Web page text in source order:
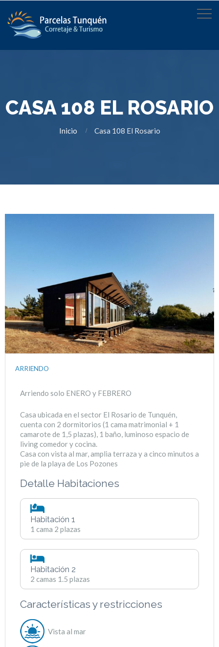
CASA 108 EL ROSARIO
Inicio Casa 108 El Rosario
ARRIENDO
Arriendo solo ENERO y FEBRERO
Casa ubicada en el sector El Rosario de Tunquén,
cuenta con 2 dormitorios (1 cama matrimonial + 1
camarote de 1,5 plazas), 1 baño, luminoso espacio de
living comedor y cocina.
Casa con vista al mar, amplia terraza y a cinco minutos a
pie de la playa de Los Pozones
Detalle Habitaciones
Habitación 1
1 cama 2 plazas
Habitación 2
2 camas 1.5 plazas
Características y restricciones​
Vista al mar